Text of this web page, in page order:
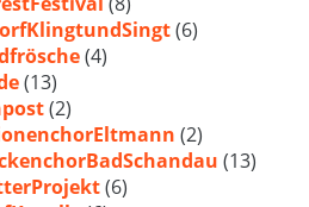
(6)
(4)
(13)
(2)
(2)
(13)
(6)